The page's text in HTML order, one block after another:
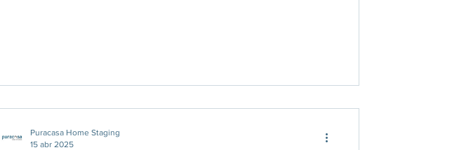
Puracasa Home Staging
15 abr 2025